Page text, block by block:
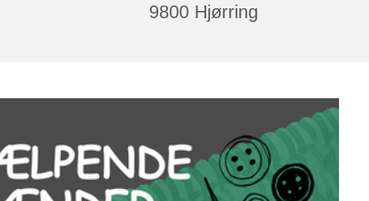
9800 Hjørring